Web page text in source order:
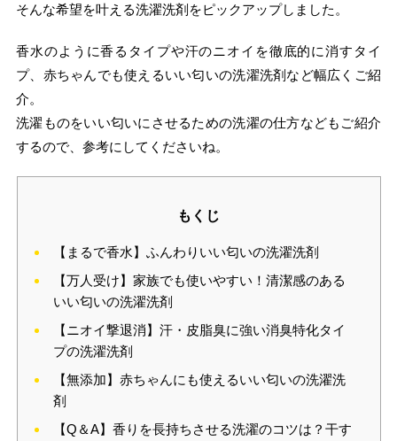
そんな希望を叶える洗濯洗剤をピックアップしました。
香水のように香るタイプや汗のニオイを徹底的に消すタイ
プ、赤ちゃんでも使えるいい匂いの洗濯洗剤など幅広くご紹
介。
洗濯ものをいい匂いにさせるための洗濯の仕方などもご紹介
するので、参考にしてくださいね。
もくじ
【まるで香水】ふんわりいい匂いの洗濯洗剤
【万人受け】家族でも使いやすい！清潔感のある
いい匂いの洗濯洗剤
【ニオイ撃退消】汗・皮脂臭に強い消臭特化タイ
プの洗濯洗剤
【無添加】赤ちゃんにも使えるいい匂いの洗濯洗
剤
【Q＆A】香りを長持ちさせる洗濯のコツは？干す